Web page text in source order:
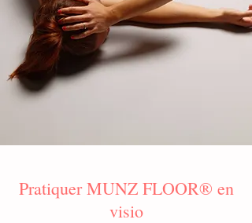
Pratiquer MUNZ FLOOR® en
visio